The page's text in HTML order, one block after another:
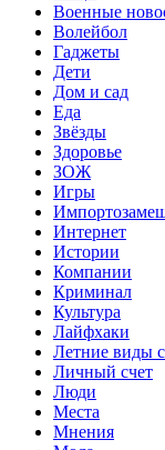
Военные
Волейбол
Гаджеты
Дети
Дом и сад
Еда
Звёзды
Здоровье
ЗОЖ
Игры
Интернет
Истории
Компании
Криминал
Культура
Лайфхаки
Летние виды
Личный счет
Люди
Места
Мнения